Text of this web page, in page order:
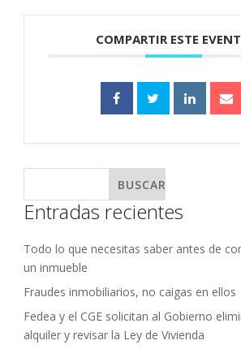
COMPARTIR ESTE
Entradas recientes
Todo lo que necesitas saber antes de
un inmueble
Fraudes inmobiliarios, no caigas en ellos
Fedea y el CGE solicitan al Gobierno
alquiler y revisar la Ley de Vivienda